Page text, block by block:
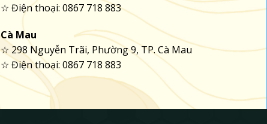
☆ Điện thoại: 0867 718 883
Cà Mau
☆ 298 Nguyễn Trãi, Phường 9, TP. Cà Mau
☆ Điện thoại: 0867 718 883